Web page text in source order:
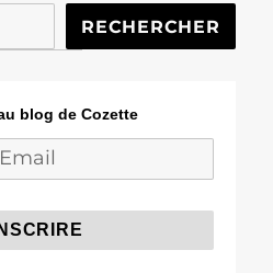
RECHERCHER
blog de Cozette